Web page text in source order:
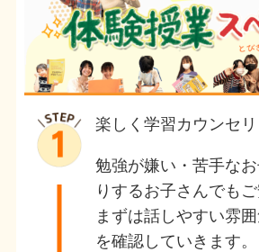
楽しく学習カウンセ
勉強が嫌い・苦手な
りするお子さんでもご
まずは話しやすい雰
を確認していきます。